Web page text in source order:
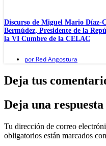
Discurso de Miguel Mario Díaz-
Bermúdez, Presidente de la
la VI Cumbre de la CELAC
por Red Angostura
Deja tus
Deja una respuesta
Tu dirección de correo
obligatorios están marcados con